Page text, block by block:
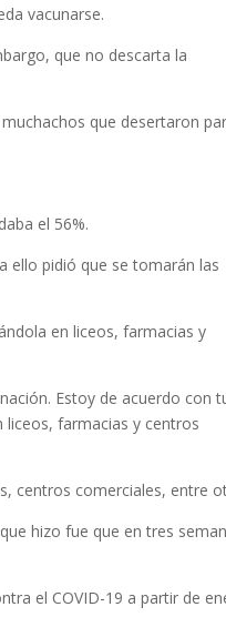
vacunarse.
que no descarta la
que desertaron
el 56%.
ello pidió que se tomarán las
en liceos, farmacias y
Estoy de acuerdo con
liceos, farmacias y centros
centros comerciales, entre
hizo fue que en tres
el COVID-19 a partir de